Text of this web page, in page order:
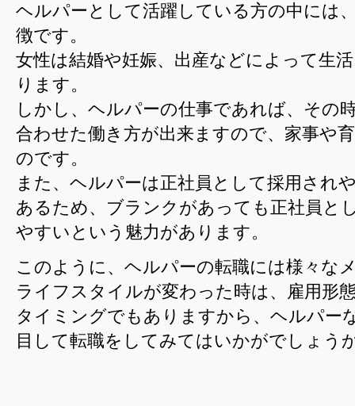
ヘルパーとして活躍している方の中には
徴です。
女性は結婚や妊娠、出産などによって生
ります。
しかし、ヘルパーの仕事であれば、その
合わせた働き方が出来ますので、家事や
のです。
また、ヘルパーは正社員として採用され
あるため、ブランクがあっても正社員と
やすいという魅力があります。
このように、ヘルパーの転職には様々な
ライフスタイルが変わった時は、雇用形
タイミングでもありますから、ヘルパー
目して転職をしてみてはいかがでしょう